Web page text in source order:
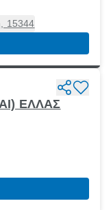
15344
ΕΛΛΑΣ